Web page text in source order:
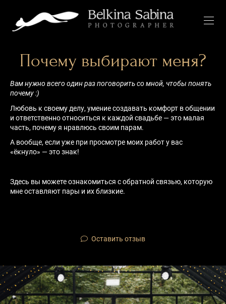
Почему выбирают меня?
Вам нужно всего один раз поговорить со мной, чтобы понять
почему :)
Любовь к своему делу, умение создавать комфорт в общении
и ответственно относиться к каждой свадьбе — это малая
часть, почему я нравлюсь своим парам.
А вообще, если уже при просмотре моих работ у вас
«ёкнуло» — это знак!
Здесь вы можете ознакомиться с обратной связью, которую
мне оставляют пары и их близкие.
Оставить отзыв